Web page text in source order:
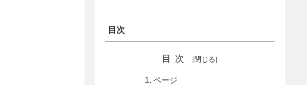
目次
目次
ページ